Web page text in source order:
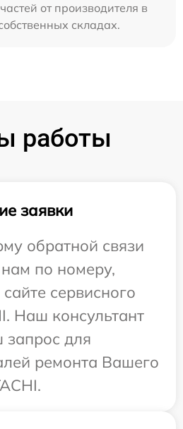
от производителя в
складах.
работы
заявки
обратной связи
по номеру,
сервисного
Наш консультант
запрос для
ремонта Вашего